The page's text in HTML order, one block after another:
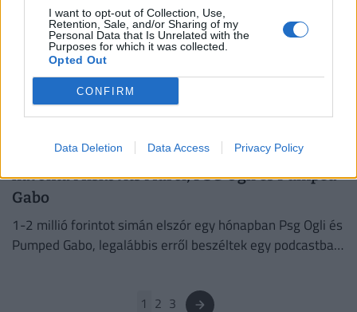
I want to opt-out of Collection, Use,
Retention, Sale, and/or Sharing of my
Personal Data that Is Unrelated with the
Purposes for which it was collected.
Opted Out
CONFIRM
Data Deletion Data Access Privacy Policy
Milliós kiadásokról vallott Nagy Dániel: ezt
kevesen tudják az influencer létről
Milliós bevételeink vannak egy hónapban, azonban a cég
miatt milliós költségeink is vannak párhuzamosan –
mondta a Pénzcentrumnak Nagy Dániel.
Nagyban megy a rongyrázás: ennyi pénzt ver el
havonta Miskovits Marci, PSG Ogli és Pumped
Gabo
1-2 millió forintot simán elszór egy hónapban Psg Ogli és
Pumped Gabo, legalábbis erről beszéltek egy podcastban,
1 2 3